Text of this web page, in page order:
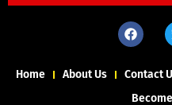
Home About Us Contact